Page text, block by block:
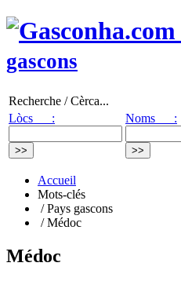
gascons
Recherche / Cèrca...
Lòcs :
Noms :
Accueil
Mots-clés
/ Pays gascons
/ Médoc
Médoc